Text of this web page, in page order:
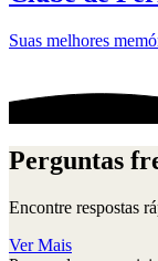
Suas melhores
Perguntas
Encontre respostas
Ver Mais